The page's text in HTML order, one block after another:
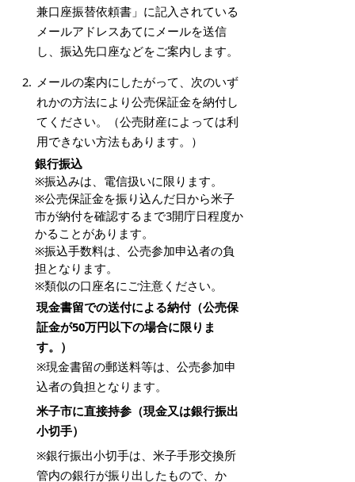
兼口座振替依頼書」に記入されている
メールアドレスあてにメールを送信
し、振込先口座などをご案内します。
メールの案内にしたがって、次のいず
れかの方法により公売保証金を納付し
てください。（公売財産によっては利
用できない方法もあります。）
銀行振込
※振込みは、電信扱いに限ります。
※公売保証金を振り込んだ日から米子
市が納付を確認するまで3開庁日程度か
かることがあります。
※振込手数料は、公売参加申込者の負
担となります。
※類似の口座名にご注意ください。
現金書留での送付による納付（公売保
証金が50万円以下の場合に限りま
す。）
※現金書留の郵送料等は、公売参加申
込者の負担となります。
米子市に直接持参（現金又は銀行振出
小切手）
※銀行振出小切手は、米子手形交換所
管内の銀行が振り出したもので、か